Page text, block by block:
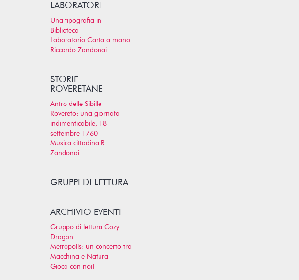
LABORATORI
Una tipografia in
Biblioteca
Laboratorio Carta a mano
Riccardo Zandonai
STORIE
ROVERETANE
Antro delle Sibille
Rovereto: una giornata
indimenticabile, 18
settembre 1760
Musica cittadina R.
Zandonai
GRUPPI DI LETTURA
ARCHIVIO EVENTI
Gruppo di lettura Cozy
Dragon
Metropolis: un concerto tra
Macchina e Natura
Gioca con noi!